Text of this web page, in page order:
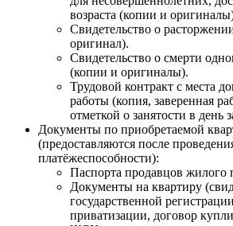
возраста (копии и
Свидетельство о
оригинал).
Свидетельство о смерти
(копии и оригиналы).
Трудовой контракт с места
работы (копия, заверенная
отметкой о занятости в день
Документы по приобретаемой
(предоставляются после
платёжеспособности):
Паспорта продавцов
Документы на квартиру
государственной
приватизации, договор